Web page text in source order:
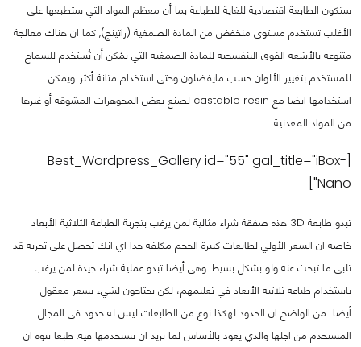
ستكون الطابعة اقتصادية للغاية للطباعة بما أن معظم المواد التي ستطبعها على
الأغلب تستخدم مستوى منخفض من المادة الصمغية (راتينج), كما ان هناك معالجة
متنوعة بالأشعة الفوق البنفسجية للمادة الصمغية التي يمُكن أن تُستخدم للسماح
للمستخدم بتغيير الألوان حسب مايفضلون وحتى استخدام متانة أكثر. ويمكن
استخدامها ايضا مع castable resin لصنع بعض المجوهرات المشوقة أو غيرها
من المواد المعدنية.
[Best_Wordpress_Gallery id="55" gal_title="iBox-
Nano"]
تبدو طابعة 3D هذه صفقة شراء مثالية لمن يرغب بتجربة الطباعة الثلاثية الأبعاد
خاصة ان السعر الأولي لطابعات كبيرة الحجم مكلفة جدا اي انك تحصل على تجربة قد
تلبي ما تبحث عنه ولو بشكل بسيط. وهي أيضا تبدو عملية شراء جيدة لمن يرغب
باستخدام طباعة ثلاثية الأبعاد في تعليمهم، لكن يحتاجون لشيء بسعر معقول
أيضا....من الواضح ان الحدود لهكذا نوع من الطابعات ليس له حدود في المجال
المستخدم من اجلها والذي يعود بالأساس لما تريد ان تستخدمها فيه. طبعا ننوه ان